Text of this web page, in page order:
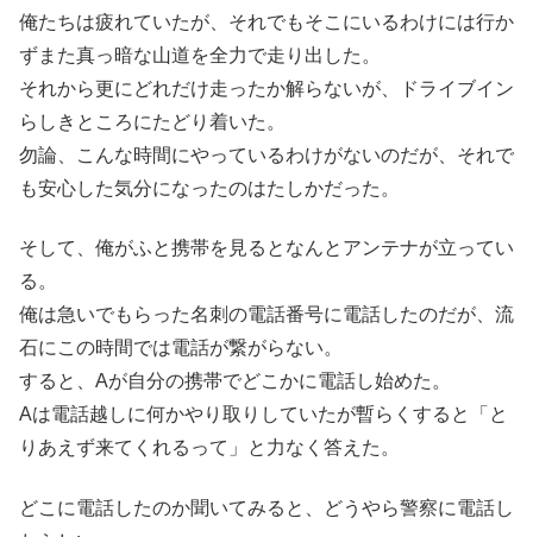
俺たちは疲れていたが、それでもそこにいるわけには行か
ずまた真っ暗な山道を全力で走り出した。
それから更にどれだけ走ったか解らないが、ドライブイン
らしきところにたどり着いた。
勿論、こんな時間にやっているわけがないのだが、それで
も安心した気分になったのはたしかだった。
そして、俺がふと携帯を見るとなんとアンテナが立ってい
る。
俺は急いでもらった名刺の電話番号に電話したのだが、流
石にこの時間では電話が繋がらない。
すると、Aが自分の携帯でどこかに電話し始めた。
Aは電話越しに何かやり取りしていたが暫らくすると「と
りあえず来てくれるって」と力なく答えた。
どこに電話したのか聞いてみると、どうやら警察に電話し